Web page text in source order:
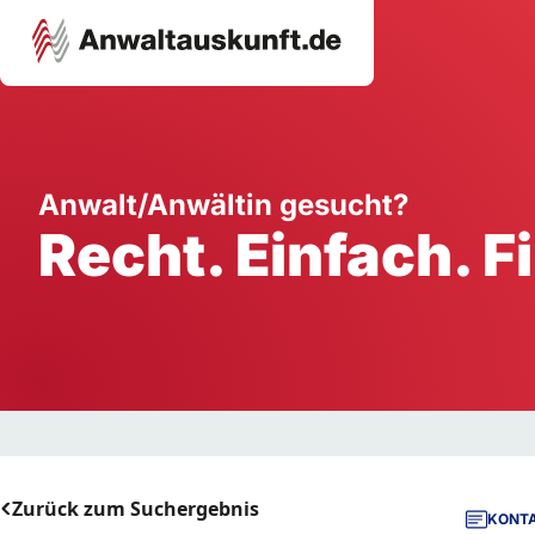
Ausbildung
Handwerk
Dienstleistung
Anwalt/Anwältin gesucht?
Recht. Einfach.
Zurück zum Suchergebnis